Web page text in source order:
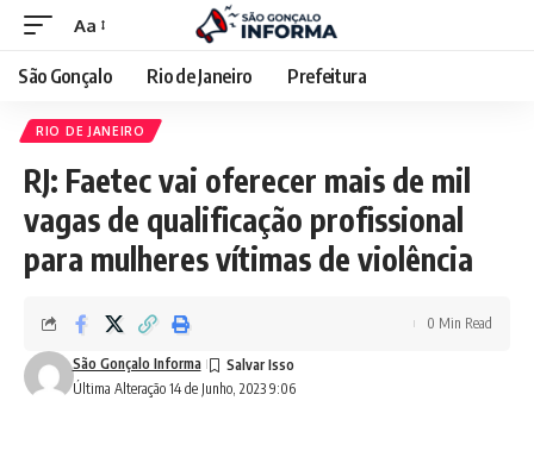
Aa
São Gonçalo Rio de Janeiro Prefeitura
RIO DE JANEIRO
RJ: Faetec vai oferecer mais de mil
vagas de qualificação profissional
para mulheres vítimas de violência
Última Alteração 14 de Junho, 2023 9:06
São Gonçalo Informa
0 Min Read